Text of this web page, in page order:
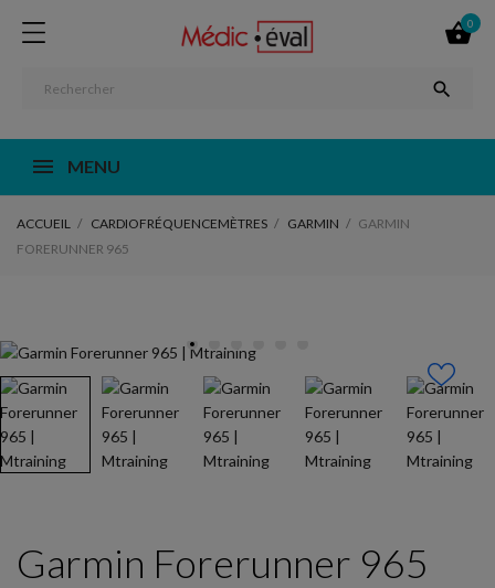

0

MENU
ACCUEIL CARDIOFRÉQUENCEMÈTRES GARMIN
GARMIN
FORERUNNER 965
Garmin Forerunner 965